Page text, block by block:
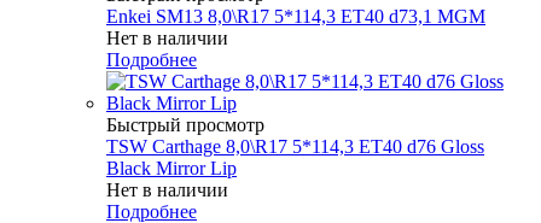
Enkei SM13 8,0\R17 5*114,3 ET40 d73,1 MGM
Нет в наличии
Подробнее
Быстрый просмотр
TSW Carthage 8,0\R17 5*114,3 ET40 d76 Gloss
Black Mirror Lip
Нет в наличии
Подробнее